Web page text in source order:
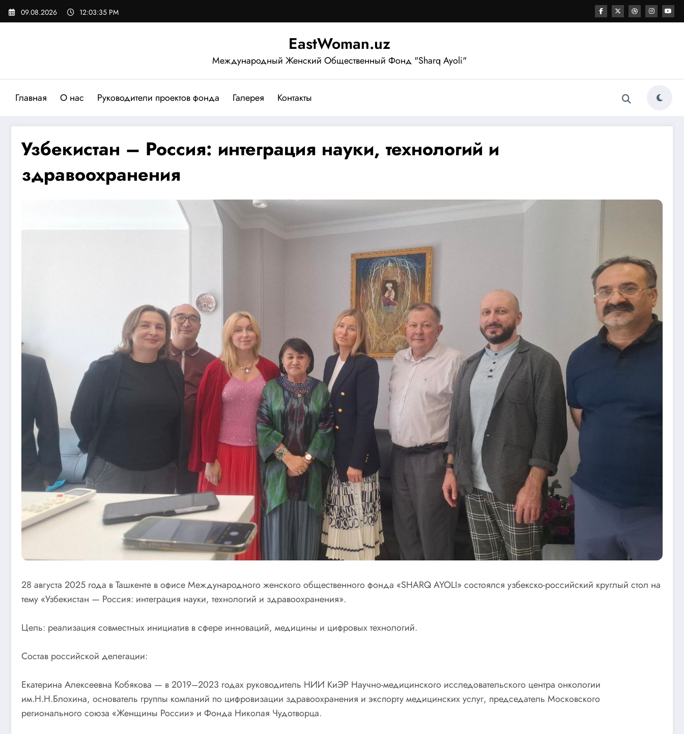
Перейти
09.08.2026 12:03:37 PM
EastWoman.uz
Международный Женский Общественный Фонд "Sharq Ayoli"
Главная О нас Руководители проектов фонда Галерея Контакты
Узбекистан – Россия: интеграция науки, технологий и
здравоохранения
28 августа 2025 года в Ташкенте в офисе Международного женского общественного фонда «SHARQ AYOLI» состоялся узбекско-российский круглый стол на
тему «Узбекистан — Россия: интеграция науки, технологий и здравоохранения».
Цель: реализация совместных инициатив в сфере инноваций, медицины и цифровых технологий.
Состав российской делегации:
Екатерина Алексеевна Кобякова — в 2019–2023 годах руководитель НИИ КиЭР Научно-медицинского исследовательского центра онкологии
им.Н.Н.Блохина, основатель группы компаний по цифровизации здравоохранения и экспорту медицинских услуг, председатель Московского
регионального союза «Женщины России» и Фонда Николая Чудотворца.